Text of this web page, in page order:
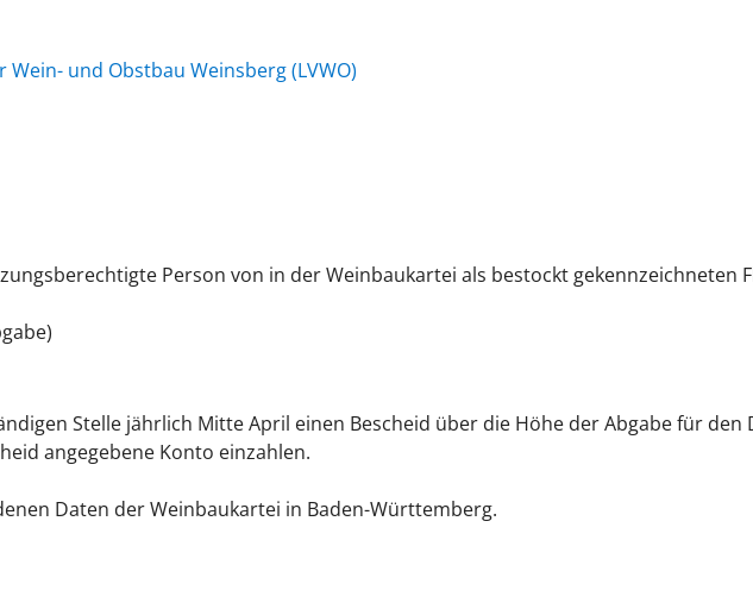
und Obstbau Weinsberg (LVWO)
Person von in der Weinbaukartei als bestockt gekennzeichneten
Stelle jährlich Mitte April einen Bescheid über die Höhe der Abgabe für den
angegebene Konto einzahlen.
Daten der Weinbaukartei in Baden-Württemberg.